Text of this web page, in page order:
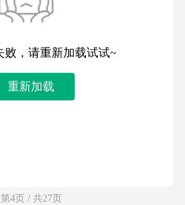
败，请重新加载试试~
重新加载
第4页 / 共27页